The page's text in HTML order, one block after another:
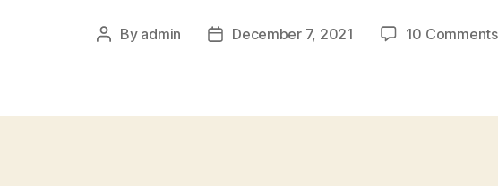
Post
By admin
PostDecember 7, 2021 10 Comments